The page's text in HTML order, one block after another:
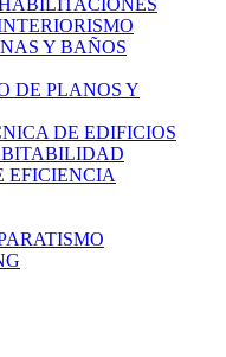
Y BAÑOS
DE PLANOS Y
DE EDIFICIOS
EFICIENCIA